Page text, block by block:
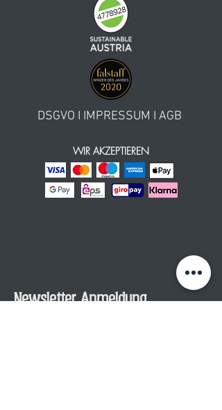
DSGVO I IMPRESSUM I AGB
WIR AKZEPTIEREN
Newsletter Anmeldung